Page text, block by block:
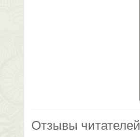
Отзывы читателей